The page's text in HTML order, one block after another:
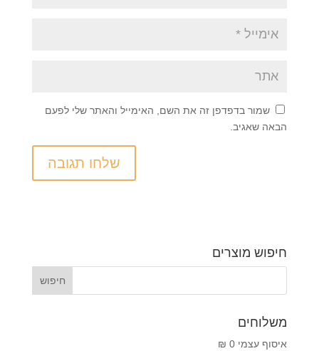
שמור בדפדפן זה את השם, האימייל והאתר שלי לפעם
הבאה שאגיב.
חיפוש מוצרים
משלוחים
איסוף עצמי 0 ₪